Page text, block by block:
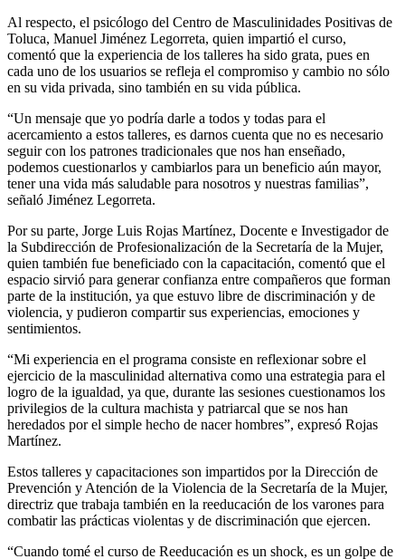
Al respecto, el psicólogo del Centro de Masculinidades Positivas de
Toluca, Manuel Jiménez Legorreta, quien impartió el curso,
comentó que la experiencia de los talleres ha sido grata, pues en
cada uno de los usuarios se refleja el compromiso y cambio no sólo
en su vida privada, sino también en su vida pública.
“Un mensaje que yo podría darle a todos y todas para el
acercamiento a estos talleres, es darnos cuenta que no es necesario
seguir con los patrones tradicionales que nos han enseñado,
podemos cuestionarlos y cambiarlos para un beneficio aún mayor,
tener una vida más saludable para nosotros y nuestras familias”,
señaló Jiménez Legorreta.
Por su parte, Jorge Luis Rojas Martínez, Docente e Investigador de
la Subdirección de Profesionalización de la Secretaría de la Mujer,
quien también fue beneficiado con la capacitación, comentó que el
espacio sirvió para generar confianza entre compañeros que forman
parte de la institución, ya que estuvo libre de discriminación y de
violencia, y pudieron compartir sus experiencias, emociones y
sentimientos.
“Mi experiencia en el programa consiste en reflexionar sobre el
ejercicio de la masculinidad alternativa como una estrategia para el
logro de la igualdad, ya que, durante las sesiones cuestionamos los
privilegios de la cultura machista y patriarcal que se nos han
heredados por el simple hecho de nacer hombres”, expresó Rojas
Martínez.
Estos talleres y capacitaciones son impartidos por la Dirección de
Prevención y Atención de la Violencia de la Secretaría de la Mujer,
directriz que trabaja también en la reeducación de los varones para
combatir las prácticas violentas y de discriminación que ejercen.
“Cuando tomé el curso de Reeducación es un shock, es un golpe de